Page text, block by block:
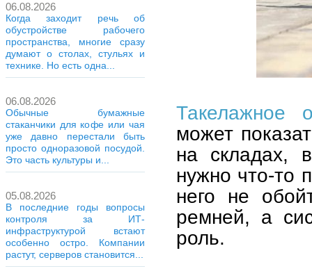
06.08.2026
Когда заходит речь об
обустройстве рабочего
пространства, многие сразу
думают о столах, стульях и
технике. Но есть одна...
06.08.2026
Обычные бумажные
стаканчики для кофе или чая
уже давно перестали быть
просто одноразовой посудой.
Это часть культуры и...
05.08.2026
В последние годы вопросы
контроля за ИТ-
инфраструктурой встают
особенно остро. Компании
растут, серверов становится...
Такелажное
может
на складах,
нужно что-то
него не
ремней, а
роль.